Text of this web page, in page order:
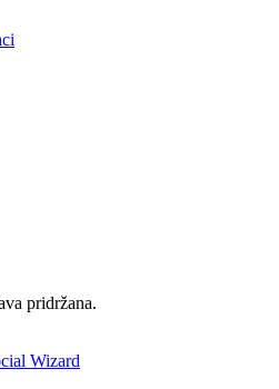
pridržana.
Wizard